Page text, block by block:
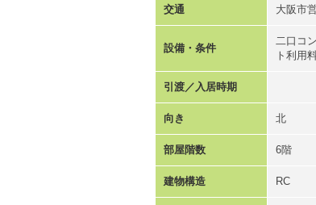
交通 大阪市
設備・条件
二口コ
ト利用
引渡／入居時期
向き 北
部屋階数 6階
建物構造 RC